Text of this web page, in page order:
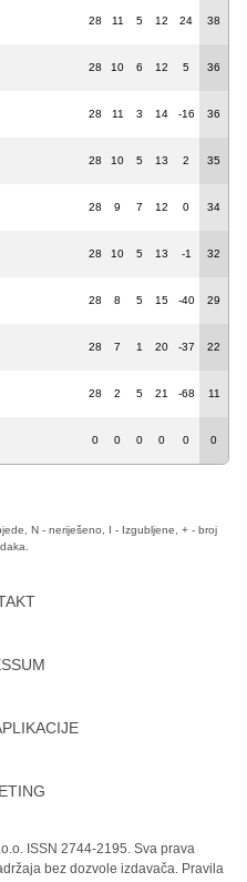
28 11 5 12 24 38
28 10 6 12 5 36
28 11 3 14 -16 36
28 10 5 13 2 35
28 9 7 12 0 34
28 10 5 13 -1 32
28 8 5 15 -40 29
28 7 1 20 -37 22
28 2 5 21 -68 11
0 0 0 0 0 0
N - neriješeno, I - Izgubljene, + - broj
ISSN 2744-2195. Sva prava
bez dozvole izdavača. Pravila